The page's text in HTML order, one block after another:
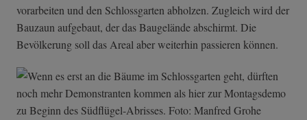
vorarbeiten und den Schlossgarten abholzen. Zugleich wird der
Bauzaun aufgebaut, der das Baugelände abschirmt. Die
Bevölkerung soll das Areal aber weiterhin passieren können.